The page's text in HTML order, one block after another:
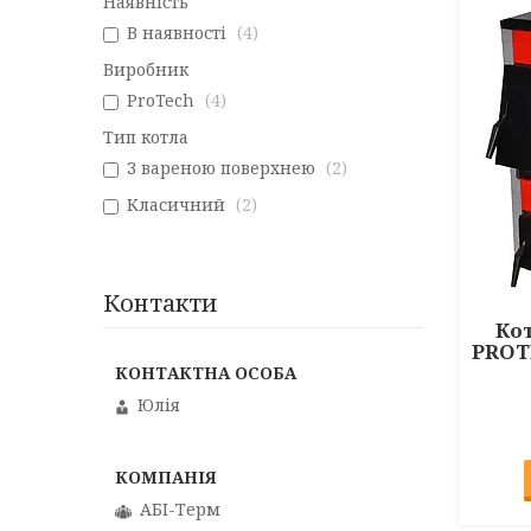
В наявності
4
Виробник
ProTech
4
Тип котла
З вареною поверхнею
2
Класичний
2
Контакти
Юлія
АБІ-Терм